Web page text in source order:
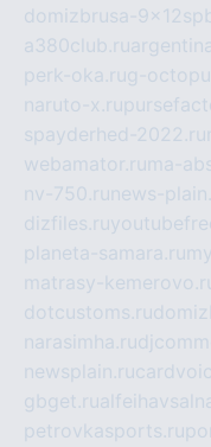
domizbrusa-
a380club.ru
perk-oka.rug-
naruto-x.ru
spayderhed-2022.ru
webamator.ru ma-
nv-750.ru news-
dizfiles.ru
planeta-samara.ru
matrasy-
dotcustoms.ru
narasimha.ru
newsplain.ru
gbget.ru
petrovkasports.ru